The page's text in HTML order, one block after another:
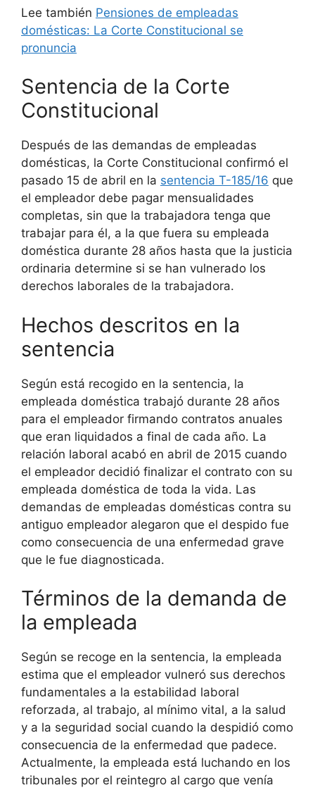
Lee también Pensiones de empleadas
domésticas: La Corte Constitucional se
pronuncia
Sentencia de la Corte
Constitucional
Después de las demandas de empleadas
domésticas, la Corte Constitucional confirmó el
pasado 15 de abril en la sentencia T-185/16 que
el empleador debe pagar mensualidades
completas, sin que la trabajadora tenga que
trabajar para él, a la que fuera su empleada
doméstica durante 28 años hasta que la justicia
ordinaria determine si se han vulnerado los
derechos laborales de la trabajadora.
Hechos descritos en la
sentencia
Según está recogido en la sentencia, la
empleada doméstica trabajó durante 28 años
para el empleador firmando contratos anuales
que eran liquidados a final de cada año. La
relación laboral acabó en abril de 2015 cuando
el empleador decidió finalizar el contrato con su
empleada doméstica de toda la vida. Las
demandas de empleadas domésticas contra su
antiguo empleador alegaron que el despido fue
como consecuencia de una enfermedad grave
que le fue diagnosticada.
Términos de la demanda de
la empleada
Según se recoge en la sentencia, la empleada
estima que el empleador vulneró sus derechos
fundamentales a la estabilidad laboral
reforzada, al trabajo, al mínimo vital, a la salud
y a la seguridad social cuando la despidió como
consecuencia de la enfermedad que padece.
Actualmente, la empleada está luchando en los
tribunales por el reintegro al cargo que venía